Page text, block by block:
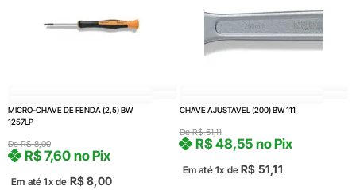
MICRO-CHAVE DE FENDA (2,5) BW
1257LP
DeR$8,00
Em até 1x de R$8,00
R$7,60 no Pix
CHAVE AJUSTAVEL (200) BW 111
DeR$51,11
Em até 1x de R$ 51,11
R$48,55 no Pix